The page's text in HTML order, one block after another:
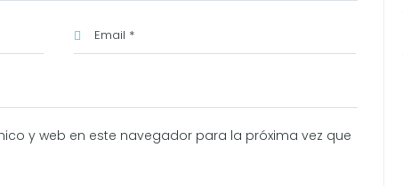
y web en este navegador para la próxima vez que